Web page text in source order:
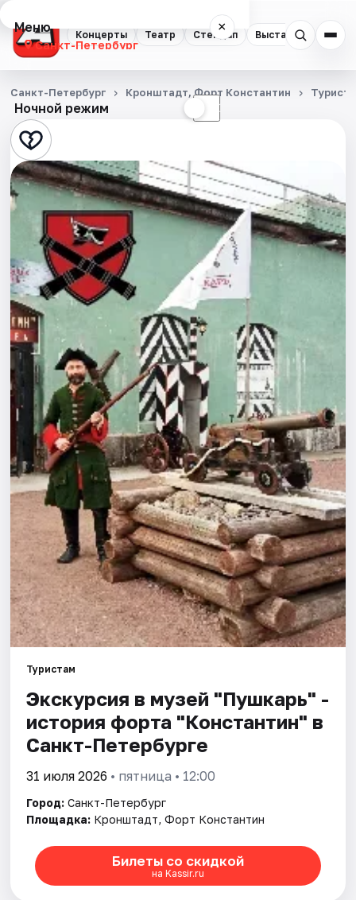
Концерты Театр Стендап Выставки
Меню ×
Санкт-Петербург
Концерты
Театр
Стендап
Выставки
Квесты
Экскурсии
Спорт
События
Города
Площадки
Артисты
Рейтинги
Ночной режим ☾
Санкт-Петербург Кронштадт, Форт Константин
Туристам
Экскурсия в музей "Пушкарь" -
история форта "Константин" в
Санкт-Петербурге
31 июля 2026 • пятница • 12:00
Город: Санкт-Петербург
Площадка: Кронштадт, Форт Константин
Билеты со скидкой
на Kassir.ru